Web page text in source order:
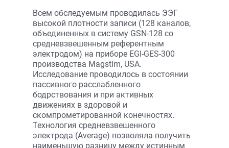
Всем обследуемым проводилась ЭЭГ
высокой плотности записи (128 каналов,
объединенных в систему GSN-128 со
средневзвешенным референтным
электродом) на приборе EGI-GES-300
производства Magstim, USA.
Исследование проводилось в состоянии
пассивного расслабленного
бодрствования и при активных
движениях в здоровой и
скомпрометированной конечностях.
Технология средневзвешенного
электрода (Average) позволяла получить
наименьшую разницу между истинным